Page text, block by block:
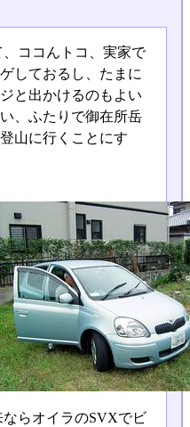
、ココんトコ、実家で
しておるし、たまに
と出かけるのもよい
、ふたりで御在所岳
山に行くことにす
ならオイラのSVXでビ